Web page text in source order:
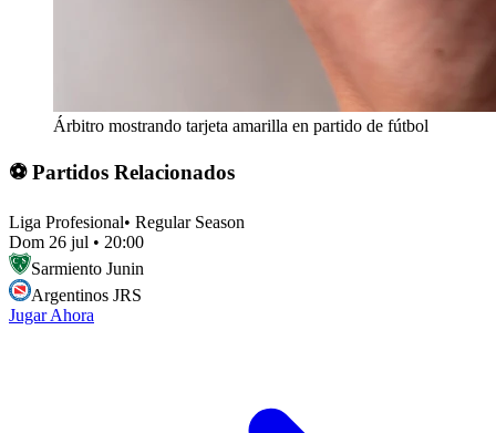
Árbitro mostrando tarjeta amarilla en partido de fútbol
⚽ Partidos Relacionados
Liga Profesional• Regular Season
Dom 26 jul • 20:00
Sarmiento Junin
Argentinos JRS
Jugar Ahora